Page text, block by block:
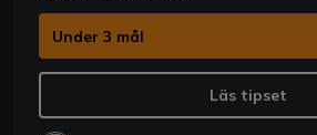
Under 3 mål
Läs tipset